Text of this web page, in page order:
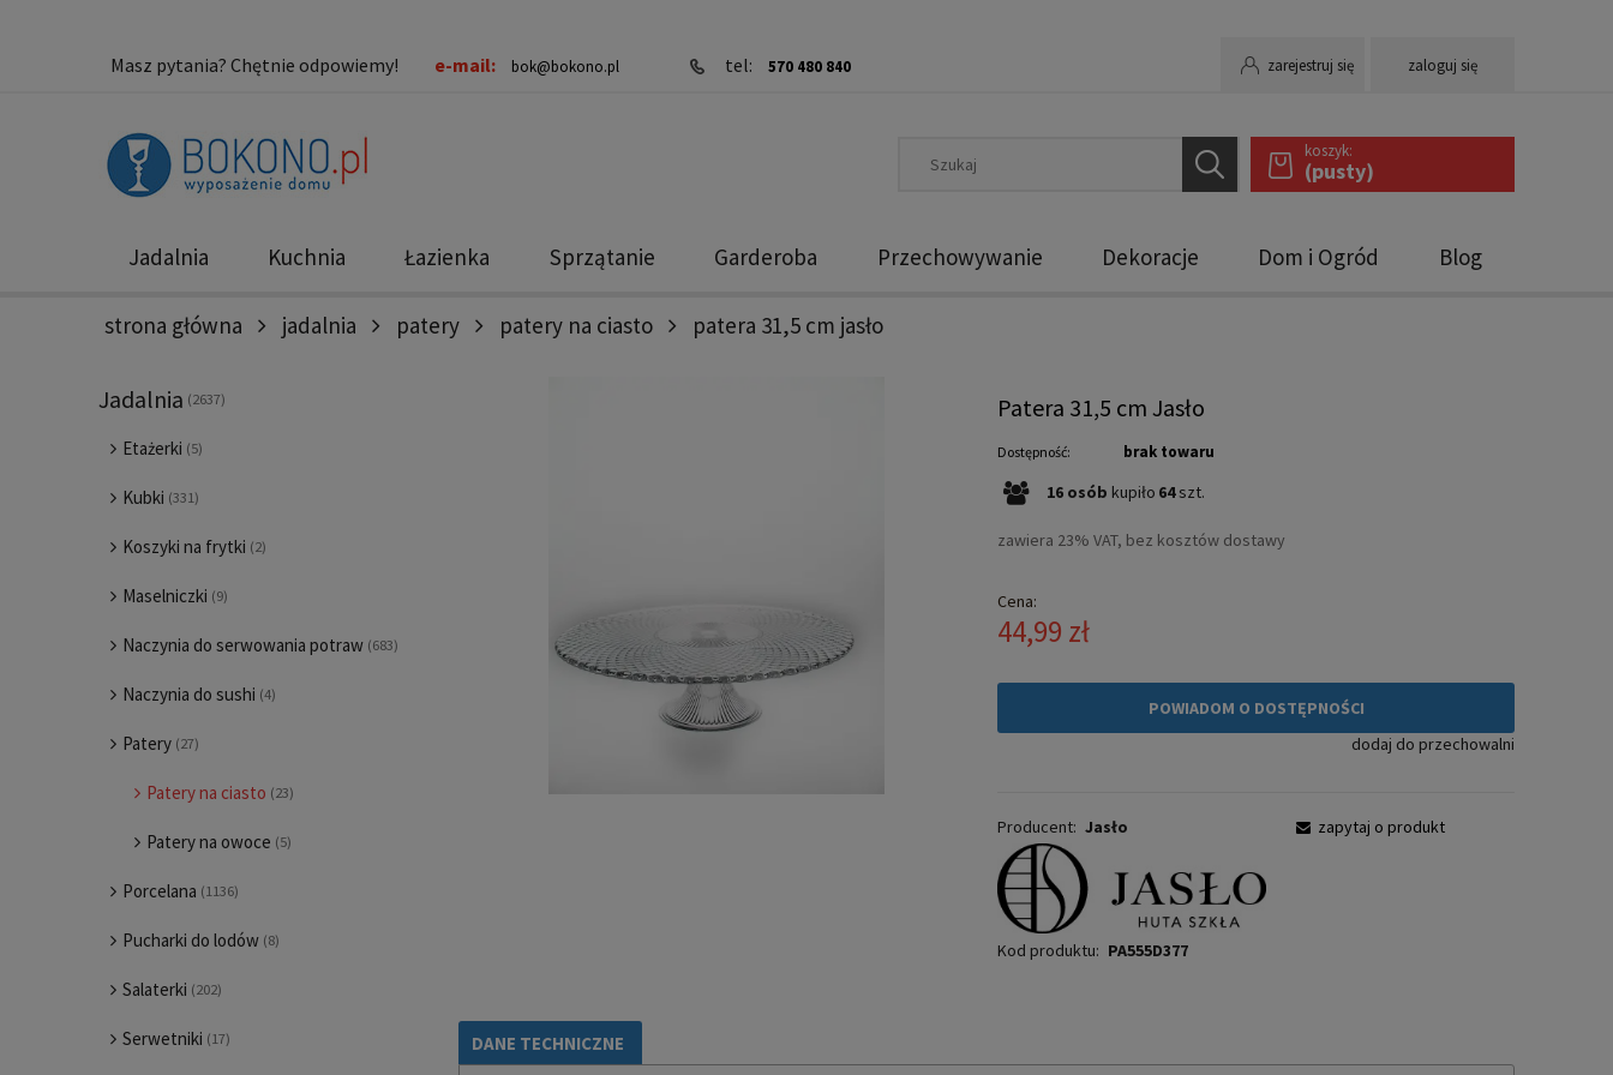
zarejestruj się zaloguj się
Masz pytania? Chętnie odpowiemy! e-mail: bok@bokono.pl tel: 570 480 840
koszyk:
(pusty)
Jadalnia Kuchnia Łazienka Sprzątanie Garderoba Przechowywanie Dekoracje Dom i Ogród Blog
Nowości Promocje
strona główna jadalnia patery patery na ciasto patera 31,5 cm jasło
Jadalnia (2637)
Etażerki (5)
Kubki (331)
Koszyki na frytki (2)
Maselniczki (9)
Naczynia do serwowania potraw (683)
Naczynia do sushi (4)
Patery (27)
Patery na ciasto (23)
Patery na owoce (5)
Porcelana (1136)
Pucharki do lodów (8)
Salaterki (202)
Serwetniki (17)
Patera 31,5 cm Jasło
Dostępność: brak towaru
16 osób kupiło 64 szt.
zawiera 23% VAT, bez kosztów dostawy
Cena:
44,99 zł
POWIADOM O DOSTĘPNOŚCI
dodaj do przechowalni
Producent: Jasło
Kod produktu: PA555D377
zapytaj o produkt
DANE TECHNICZNE